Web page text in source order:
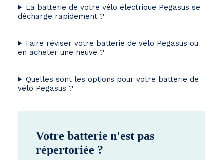
La batterie de votre vélo électrique Pegasus se
décharge rapidement ?
Faire réviser votre batterie de vélo Pegasus ou
en acheter une neuve ?
Quelles sont les options pour votre batterie de
vélo Pegasus ?
Votre batterie n'est pas
répertoriée ?